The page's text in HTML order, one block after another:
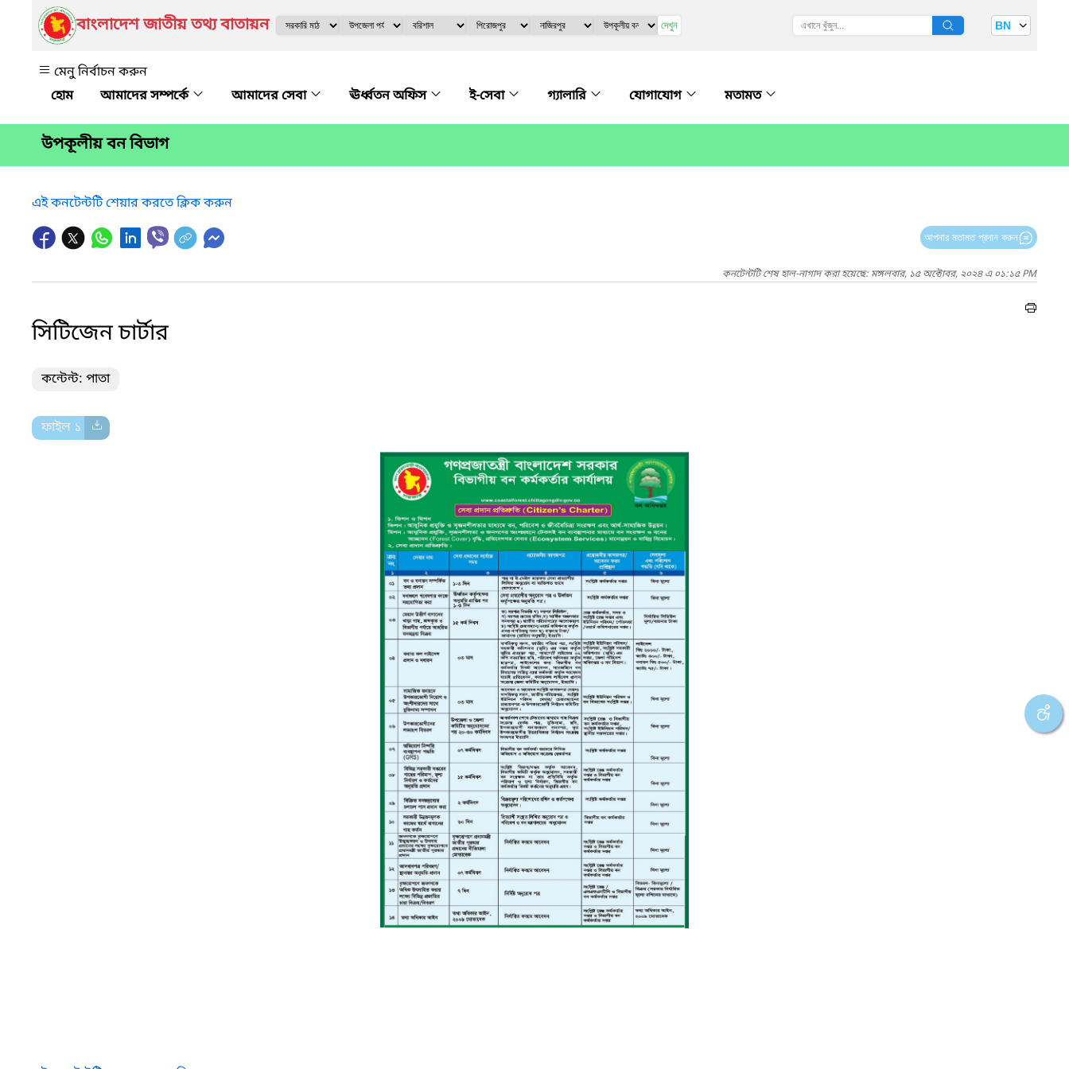
বাংলাদেশ জাতীয় তথ্য বাতায়ন দেখুন BN
মেনু নির্বাচন করুন
আমাদের সম্পর্কে
আমাদের সেবা ঊর্ধ্বতন অফিস ই-সেবা গ্যালারি যোগাযোগ মতামত
উপকূলীয় বন বিভাগ
এই কনটেন্টটি শেয়ার করতে ক্লিক করুন
আপনার মতামত প্রদান করুন
কনটেন্টটি শেষ হাল-নাগাদ করা হয়েছে: মঙ্গলবার, ১৫ অক্টোবর, ২০২৪ এ ০১:১৫ PM
সিটিজেন চার্টার
কন্টেন্ট: পাতা
ফাইল ১